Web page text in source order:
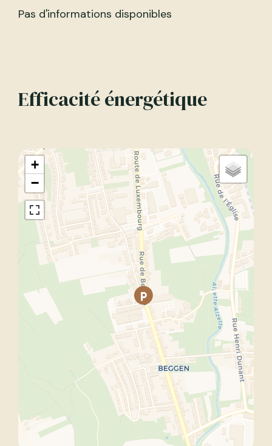
Pas d'informations disponibles
Efficacité énergétique
+
−